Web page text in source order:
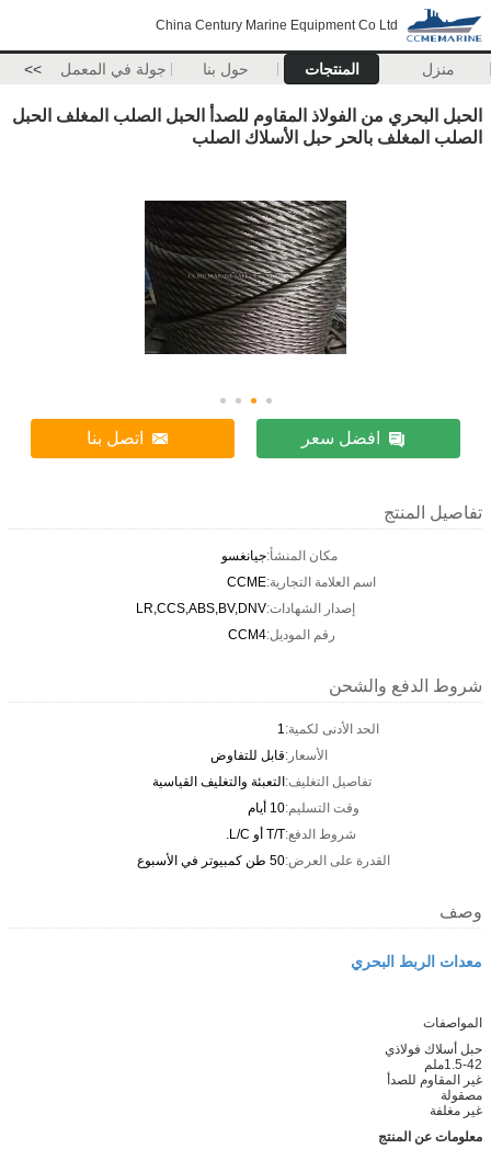
China Century Marine Equipment Co Ltd
منزل المنتجات حول بنا جولة في المعمل >>
الحبل البحري من الفولاذ المقاوم للصدأ الحبل الصلب المغلف الحبل
الصلب المغلف بالحر حبل الأسلاك الصلب
افضل سعر اتصل بنا
تفاصيل المنتج
مكان المنشأ:جيانغسو
اسم العلامة التجارية:CCME
إصدار الشهادات:LR,CCS,ABS,BV,DNV
رقم الموديل:CCM4
شروط الدفع والشحن
الحد الأدنى لكمية:1
الأسعار:قابل للتفاوض
تفاصيل التغليف:التعبئة والتغليف القياسية
وقت التسليم:10 أيام
شروط الدفع:T/T أو L/C.
القدرة على العرض:50 طن كمبيوتر في الأسبوع
وصف
معدات الربط البحري
المواصفات
حبل أسلاك فولاذي
1.5-42ملم
غير المقاوم للصدأ
مصقولة
غير مغلفة
معلومات عن المنتج